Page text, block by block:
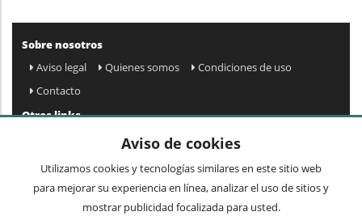
Sobre nosotros
Aviso legal
Quienes somos
Condiciones de uso
Contacto
Otros links
Preguntas frecuentes
Mi cuenta
Condiciones de envío y devolución
Newsletter
Aviso de cookies
Utilizamos cookies y tecnologías similares en este sitio web
para mejorar su experiencia en línea, analizar el uso de sitios y
mostrar publicidad focalizada para usted.